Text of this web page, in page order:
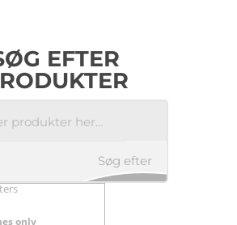
EFTER
Søg efter
only